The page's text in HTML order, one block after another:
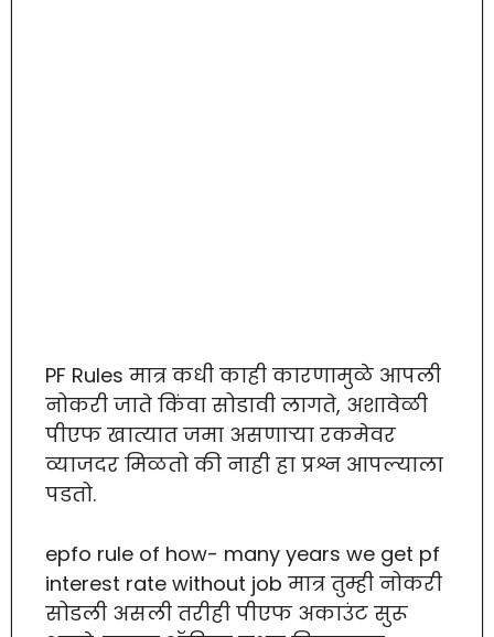
PF Rules मात्र कधी काही कारणामुळे आपली
नोकरी जाते किंवा सोडावी लागते, अशावेळी
पीएफ खात्यात जमा असणाऱ्या रकमेवर
व्याजदर मिळतो की नाही हा प्रश्न आपल्याला
पडतो.
epfo rule of how- many years we get pf
interest rate without job मात्र तुम्ही नोकरी
सोडली असली तरीही पीएफ अकाउंट सुरू